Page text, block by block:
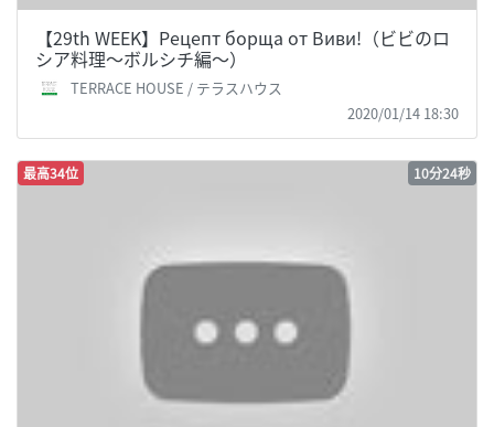
【29th WEEK】Рецепт борща от Виви!（ビビのロ
シア料理～ボルシチ編～）
TERRACE HOUSE / テラスハウス
2020/01/14 18:30
最高34位 10分24秒